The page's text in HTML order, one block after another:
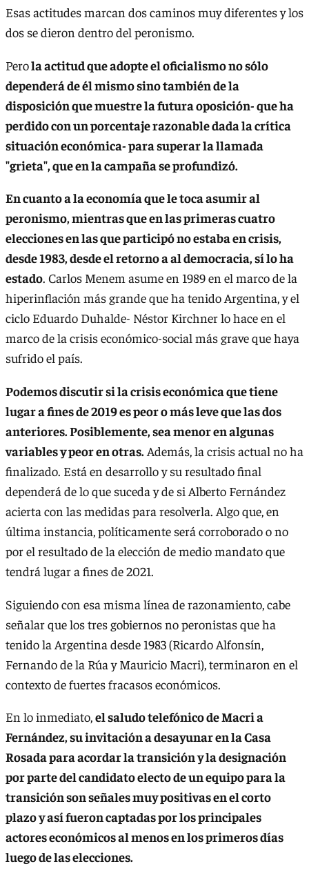
Esas actitudes marcan dos caminos muy diferentes y los
dos se dieron dentro del peronismo.
Perola actitud que adopte el oficialismo no sólo
dependerá de él mismo sino también de la
disposición que muestre la futura oposición- que ha
perdido con un porcentaje razonable dada la crítica
situación económica- para superar la llamada
"grieta", que en la campaña se profundizó.
En cuanto a la economía que le toca asumir al
peronismo, mientras que en las primeras cuatro
elecciones en las que participó no estaba en crisis,
desde 1983, desde el retorno a al democracia, sí lo ha
estado. Carlos Menem asume en 1989 en el marco de la
hiperinflación más grande que ha tenido Argentina, y el
ciclo Eduardo Duhalde- Néstor Kirchner lo hace en el
marco de la crisis económico-social más grave que haya
sufrido el país.
Podemos discutir si la crisis económica que tiene
lugar a fines de 2019 es peor o más leve que las dos
anteriores. Posiblemente, sea menor en algunas
variables y peor en otras. Además, la crisis actual no ha
finalizado. Está en desarrollo y su resultado final
dependerá de lo que suceda y de si Alberto Fernández
acierta con las medidas para resolverla. Algo que, en
última instancia, políticamente será corroborado o no
por el resultado de la elección de medio mandato que
tendrá lugar a fines de 2021.
Siguiendo con esa misma línea de razonamiento, cabe
señalar que los tres gobiernos no peronistas que ha
tenido la Argentina desde 1983 (Ricardo Alfonsín,
Fernando de la Rúa y Mauricio Macri), terminaron en el
contexto de fuertes fracasos económicos.
En lo inmediato,el saludo telefónico de Macri a
Fernández, su invitación a desayunar en la Casa
Rosada para acordar la transición y la designación
por parte del candidato electo de un equipo para la
transición son señales muy positivas en el corto
plazo y así fueron captadas por los principales
actores económicos al menos en los primeros días
luego de las elecciones.